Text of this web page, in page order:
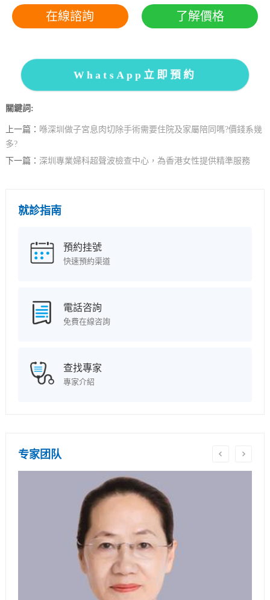
在線諮詢 了解價格
WhatsApp立即預約
關鍵詞:
上一篇： 喺深圳做子宮息肉切除手術需要住院及家屬陪同嗎?價錢系幾
多?
下一篇： 深圳專業婦科超聲波檢查中心，為香港女性提供精準服務
就診指南
預約挂號
快速預約渠道
電話咨詢
免費在線咨詢
查找專家
專家介紹
专家团队